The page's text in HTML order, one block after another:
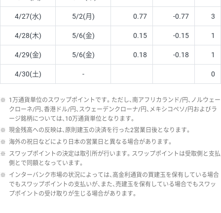
4/27(水) 5/2(月) 0.77 -0.77 3
4/28(木) 5/6(金) 0.15 -0.15 1
4/29(金) 5/6(金) 0.18 -0.18 1
4/30(土) - 0
※ 1万通貨単位のスワップポイントです。ただし、南アフリカランド/円、ノルウェー
クローネ/円、香港ドル/円、スウェーデンクローナ/円、メキシコペソ/円およびラ
ージ銘柄については、10万通貨単位となります。
※ 現金残高への反映は、原則建玉の決済を行った2営業日後となります。
※ 海外の祝日などにより日本の営業日と異なる場合があります。
※ スワップポイントの決定は取引所が行います。スワップポイントは受取側と支払
側とで同額となっています。
※ インターバンク市場の状況によっては、高金利通貨の買建玉を保有している場合
でもスワップポイントの支払いが、また、売建玉を保有している場合でもスワッ
プポイントの受け取りが生じる場合があります。